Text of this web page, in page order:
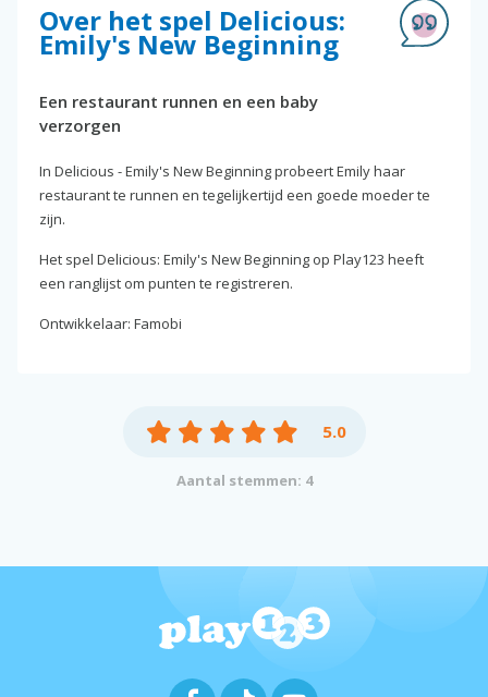
Over het spel Delicious:
Emily's New Beginning
Een restaurant runnen en een baby
verzorgen
In Delicious - Emily's New Beginning probeert Emily haar
restaurant te runnen en tegelijkertijd een goede moeder te
zijn.
Het spel Delicious: Emily's New Beginning op Play123 heeft
een ranglijst om punten te registreren.
Ontwikkelaar: Famobi
5.0
Aantal stemmen: 4